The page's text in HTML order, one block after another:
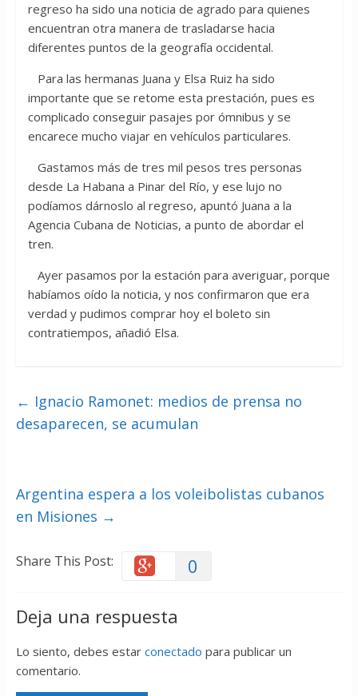
regreso ha sido una noticia de agrado para quienes
encuentran otra manera de trasladarse hacia
diferentes puntos de la geografía occidental.
Para las hermanas Juana y Elsa Ruiz ha sido
importante que se retome esta prestación, pues es
complicado conseguir pasajes por ómnibus y se
encarece mucho viajar en vehículos particulares.
Gastamos más de tres mil pesos tres personas
desde La Habana a Pinar del Río, y ese lujo no
podíamos dárnoslo al regreso, apuntó Juana a la
Agencia Cubana de Noticias, a punto de abordar el
tren.
Ayer pasamos por la estación para averiguar, porque
habíamos oído la noticia, y nos confirmaron que era
verdad y pudimos comprar hoy el boleto sin
contratiempos, añadió Elsa.
← Ignacio Ramonet: medios de prensa no
desaparecen, se acumulan
Argentina espera a los voleibolistas cubanos
en Misiones →
Share This Post: 0
Deja una respuesta
Lo siento, debes estar conectado para publicar un
comentario.